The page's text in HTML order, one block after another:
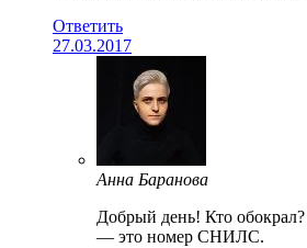
Ответить
27.03.2017
Анна Баранова
Добрый день! Кто
— это номер СНИЛС.